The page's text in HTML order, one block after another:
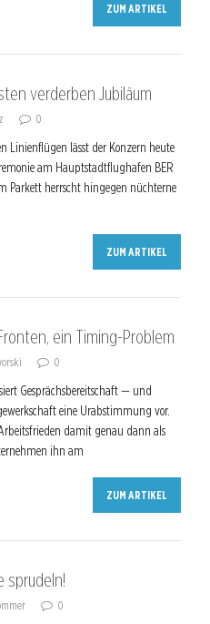
ZUM ARTIKEL
verderben Jubiläum
0
Linienflügen lässt der Konzern heute
am Hauptstadtflughafen BER
Parkett herrscht hingegen nüchterne
ZUM ARTIKEL
ein Timing-Problem
0
Gesprächsbereitschaft — und
eine Urabstimmung vor.
damit genau dann als
ihn am
ZUM ARTIKEL
sprudeln!
0